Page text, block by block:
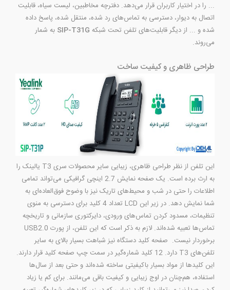
... را در اختیار کاربران قرار می‌دهد. دفترچه مخاطبین، لیست سیاه، قابلیت
اتصال به دیوار، دسترسی به تماس‌های رد شده، منتقل شده، پاسخ داده
شده و ... از دیگر قابلیت‌های تلفن تحت شبکه
به شمار
می‌روند.
طراحی ظاهری و کیفیت ساخت
این تلفن از نظر طراحی ظاهری، زیبایی سایر محصولات سری T3 یالینک را
به ارث برده است. یک صفحه نمایش 2.7 اینچی گرافیکی می‌تواند تمامی
اطلاعات را حتی در شب و محیط‌های تاریک نیز با وضوح فوق‌العاده‌ای به
شما نمایش دهد. در زیر این LCD تعداد 4 کلید برای دسترسی به منوی
تنظیمات، مسدود کردن تماس‌های ورودی، دایرکتوری سازمانی و تاریخچه
تماس‌ها تعبیه شده‌اند. لازم به ذکر است که این تلفن، از پورت USB2.0
برخوردار نیست. صفحه کلید دستگاه نیز شباهت بسیار بالای به سایر
تلفن‌های T3 دارد. 12 کلید شماره‌گیر در سمت چپ صفحه کلید قرار دارند.
این کلیدها از مواد بسیار باکیفیتی ساخته شده‌اند و حتی بعد از سال‌ها
استفاده، هم‌چنان در اوج زیبایی و کیفیت باقی می‌مانند. برای کم یا زیاد